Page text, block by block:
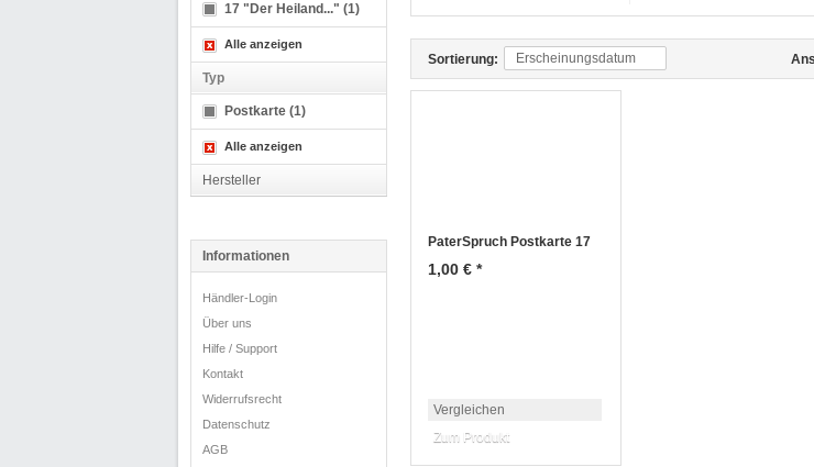
17 "Der Heiland..." (1)
Alle anzeigen
Typ
Postkarte (1)
Alle anzeigen
Hersteller
Informationen
Händler-Login
Über uns
Hilfe / Support
Kontakt
Widerrufsrecht
Datenschutz
AGB
Sortierung: Erscheinungsdatum
PaterSpruch Postkarte 17
1,00 € *
Vergleichen
Zum Produkt